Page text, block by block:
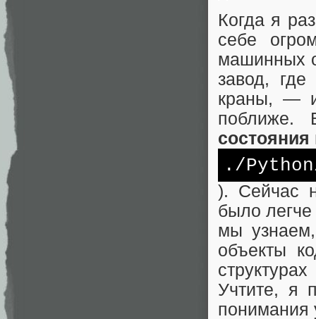
Когда я
себе
машинных
завод,
краны, — и
поближе.
состояния
./
). Сейчас
было легче
мы
объекты
Учтите, я
понимания